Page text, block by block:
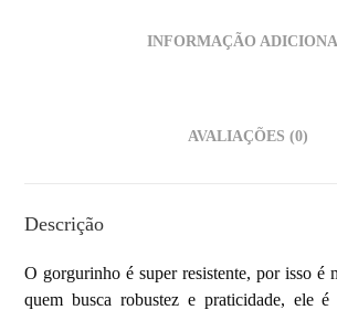
INFORMAÇÃO
AVALIAÇÕES (0)
Descrição
O gorgurinho é super resistente, por isso é
quem busca robustez e praticidade, ele